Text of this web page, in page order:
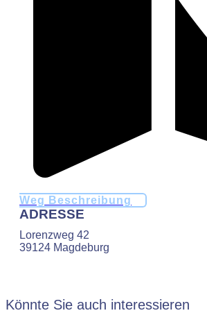
Weg Beschreibung
ADRESSE
Lorenzweg 42
39124 Magdeburg
Könnte Sie auch interessieren